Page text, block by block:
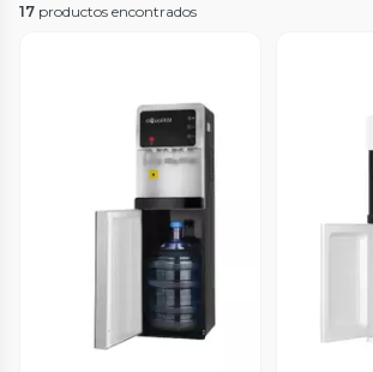
17 productos encontrados